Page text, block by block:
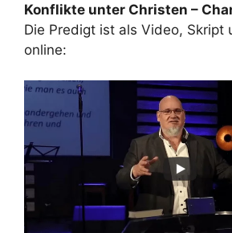
Konflikte unter Christen –
Die Predigt ist als Video, Skript
online: